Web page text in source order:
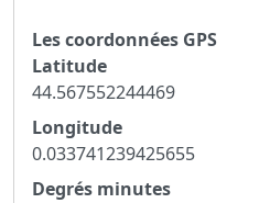
Les coordonnées GPS
Latitude
44.567552244469
Longitude
0.033741239425655
Degrés minutes